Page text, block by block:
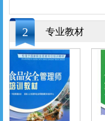
2 专业教材